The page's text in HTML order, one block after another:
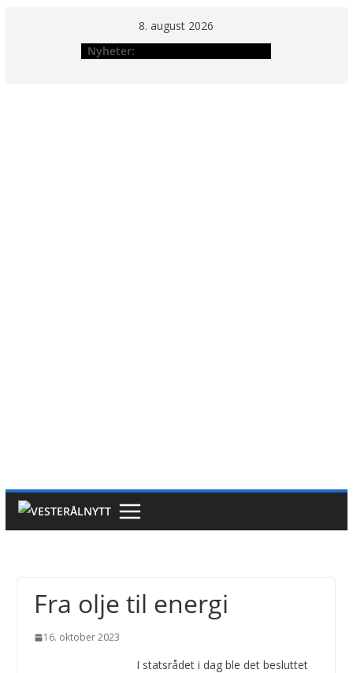
8. august 2026
Nyheter:
Fra olje til energi
16. oktober 2023
I statsrådet i dag ble det besluttet